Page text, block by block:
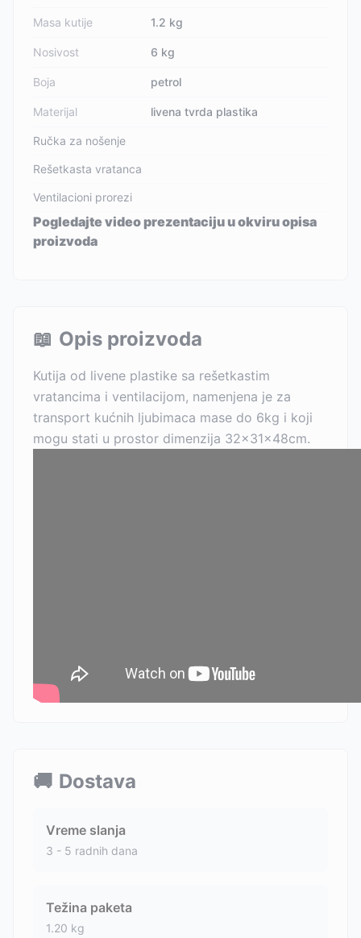
Masa kutije 1.2 kg
Nosivost 6 kg
Boja petrol
Materijal livena tvrda plastika
Ručka za nošenje
Rešetkasta vratanca
Ventilacioni prorezi
Pogledajte video prezentaciju u okviru opisa
proizvoda
📖 Opis proizvoda
Kutija od livene plastike sa rešetkastim
vratancima i ventilacijom, namenjena je za
transport kućnih ljubimaca mase do 6kg i koji
mogu stati u prostor dimenzija 32x31x48cm.
🚚 Dostava
Vreme slanja
3 - 5 radnih dana
Težina paketa
1.20 kg